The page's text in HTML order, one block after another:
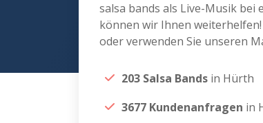
salsa bands als Live-Musik
können wir Ihnen
oder verwenden Sie unseren
203 Salsa Bands in Hürth
3677 Kundenanfragen in